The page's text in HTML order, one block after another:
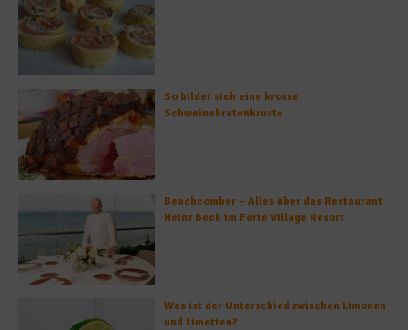
So bildet sich eine krosse
Schweinebratenkruste
Beachcomber – Alles über das Restaurant
Heinz Beck im Forte Village Resort
Was ist der Unterschied zwischen Limonen
und Limetten?